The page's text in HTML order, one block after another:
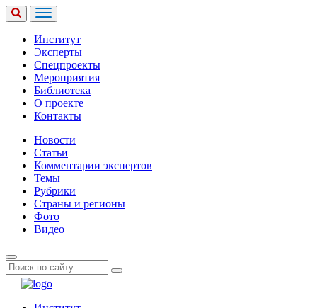
Институт
Эксперты
Спецпроекты
Мероприятия
Библиотека
О проекте
Контакты
Новости
Статьи
Комментарии экспертов
Темы
Рубрики
Страны и регионы
Фото
Видео